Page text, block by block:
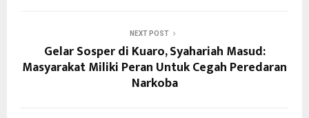
NEXT POST
Gelar Sosper di Kuaro, Syahariah Masud:
Masyarakat Miliki Peran Untuk Cegah Peredaran
Narkoba